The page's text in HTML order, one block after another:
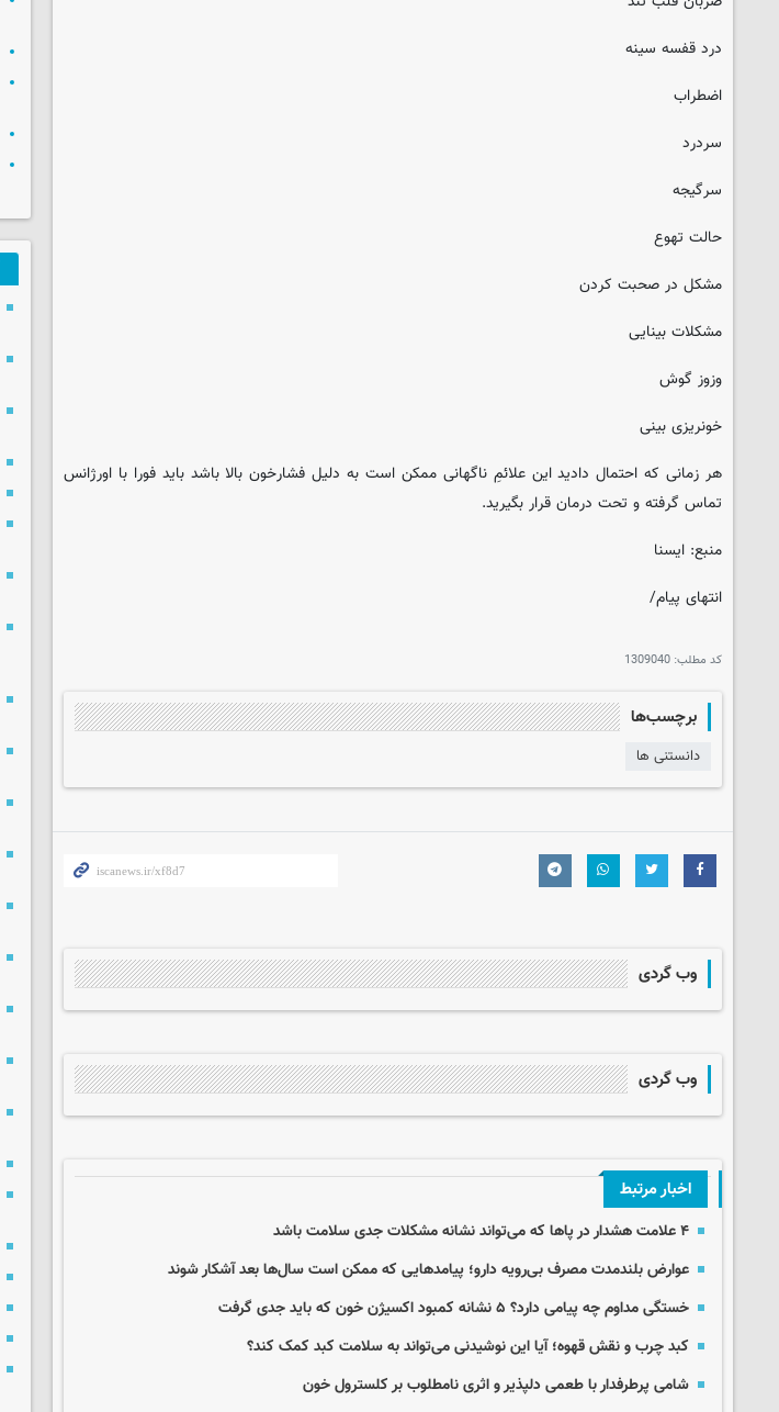
درد قفسه سینه
اضطراب
سردرد
سرگیجه
حالت تهوع
مشکل در صحبت کردن
مشکلات بینایی
وزوز گوش
خونریزی بینی
هر زمانی که احتمال دادید این علائمِ ناگهانی ممکن است به دلیل فشارخون بالا باشد باید فورا با اورژانس
تماس گرفته و تحت درمان قرار بگیرید.
منبع: ایسنا
انتهای پیام/
کد مطلب: 1309040
برچسب‌ها
دانستنی ها
وب گردی
وب گردی
اخبار مرتبط
۴ علامت هشدار در پاها که می‌تواند نشانه مشکلات جدی سلامت باشد
عوارض بلندمدت مصرف بی‌رویه دارو؛ پیامدهایی که ممکن است سال‌ها بعد آشکار شوند
خستگی مداوم چه پیامی دارد؟ ۵ نشانه کمبود اکسیژن خون که باید جدی گرفت
کبد چرب و نقش قهوه؛ آیا این نوشیدنی می‌تواند به سلامت کبد کمک کند؟
شامی پرطرفدار با طعمی دلپذیر و اثری نامطلوب بر کلسترول خون